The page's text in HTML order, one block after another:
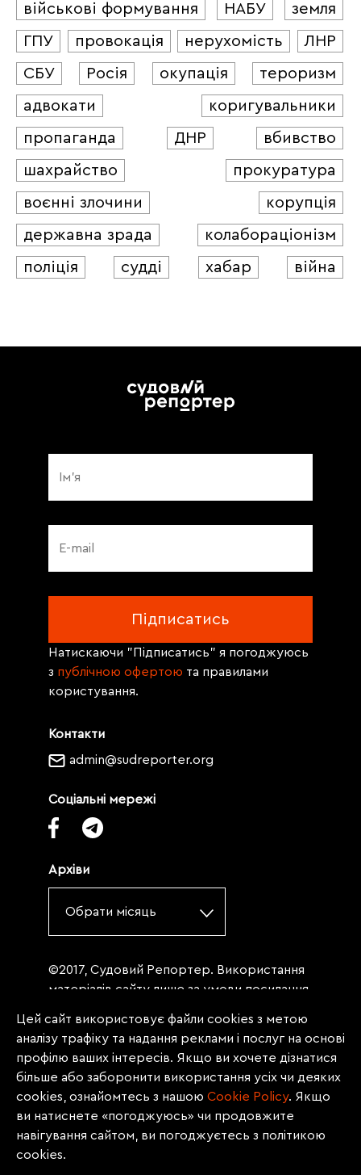
військові формування
НАБУ
земля
ГПУ
провокація нерухомість
ЛНР
СБУ
Росія окупація
тероризм
адвокати
коригувальники
пропаганда
ДНР
вбивство
шахрайство
прокуратура
воєнні злочини
корупція
державна зрада
колабораціонізм
поліція
судді хабар війна
Контакти
admin@sudreporter.org
Соціальні мережі
Архіви
Обрати місяць
Натискаючи "Підписатись" я погоджуюсь
з публічною офертою та правилами
користування.
©2017, Судовий Репортер. Використання
матеріалів сайту лише за умови посилання
«Судовий репортер» не нижче третього
абзацу. Матеріали, щодо яких міститься
заборона на повну републікацію
(передрук, копіювання, відтворення або
інше використання), заборонено
передруковувати без згоди редакції.
Матеріали з позначкою PROMOTED, ЗА
Цей сайт використовує файли cookies з метою
аналізу трафіку та надання реклами і послуг на основі
профілю ваших інтересів. Якщо ви хочете дізнатися
більше або заборонити використання усіх чи деяких
cookies, ознайомтесь з нашою Сookie Policy. Якщо
ви натиснете «погоджуюсь» чи продовжите
навігування сайтом, ви погоджуєтесь з політикою
cookies.